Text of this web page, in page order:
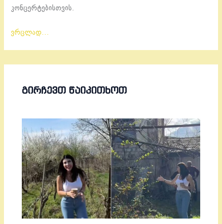
კონცერტებისთვის.
ვრცლად…
ᲒᲘᲠᲩᲔᲕᲗ ᲬᲐᲘᲙᲘᲗᲮᲝᲗ